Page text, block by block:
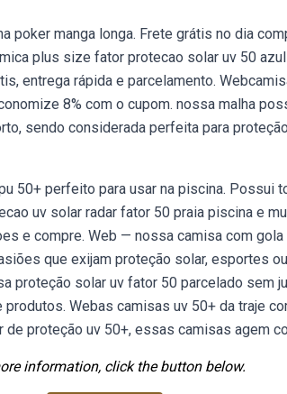
poker manga longa. Frete grátis no dia
plus size fator protecao solar uv 50
entrega rápida e parcelamento.
8% com o cupom. nossa malha
sendo considerada perfeita para
50+ perfeito para usar na piscina. Possui
uv solar radar fator 50 praia piscina e
e compre. Web — nossa camisa com
que exijam proteção solar, esportes
proteção solar uv fator 50 parcelado sem
Webas camisas uv 50+ da traje
proteção uv 50+, essas camisas agem
information, click the button below.